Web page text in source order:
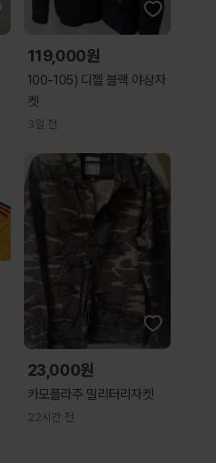
119,000원
100-105) 디젤 블랙 야상자
켓
3일 전
23,000원
카모플라주 밀리터리자켓
22시간 전